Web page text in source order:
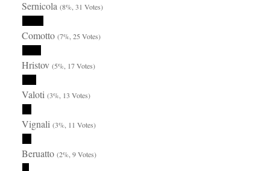
Sernicola(8%, 31 Votes)
Comotto(7%, 25 Votes)
Hristov(5%, 17 Votes)
Valoti(3%, 13 Votes)
Vignali(3%, 11 Votes)
Beruatto(2%, 9 Votes)